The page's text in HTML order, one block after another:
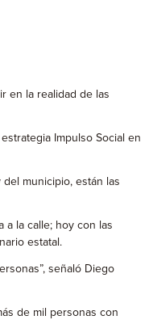
en la realidad de las
Impulso Social en
municipio, están las
a la calle; hoy con las
estatal.
señaló Diego
de mil personas con